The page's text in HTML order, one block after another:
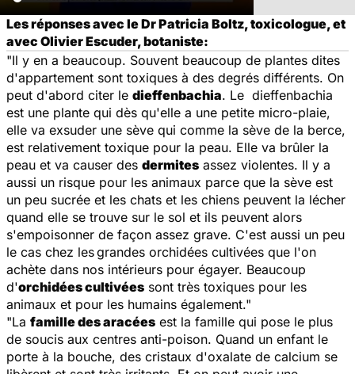
Les réponses avec le Dr Patricia Boltz, toxicologue, et
avec Olivier Escuder, botaniste:
"Il y en a beaucoup. Souvent beaucoup de plantes dites
d'appartement sont toxiques à des degrés différents. On
peut d'abord citer le dieffenbachia. Le dieffenbachia
est une plante qui dès qu'elle a une petite micro-plaie,
elle va exsuder une sève qui comme la sève de la berce,
est relativement toxique pour la peau. Elle va brûler la
peau et va causer des dermites assez violentes. Il y a
aussi un risque pour les animaux parce que la sève est
un peu sucrée et les chats et les chiens peuvent la lécher
quand elle se trouve sur le sol et ils peuvent alors
s'empoisonner de façon assez grave. C'est aussi un peu
le cas chez lesgrandes orchidées cultivées que l'on
achète dans nos intérieurs pour égayer. Beaucoup
d'orchidées cultivées sont très toxiques pour les
animaux et pour les humains également."
"La famille des aracées est la famille qui pose le plus
de soucis aux centres anti-poison. Quand un enfant le
porte à la bouche, des cristaux d'oxalate de calcium se